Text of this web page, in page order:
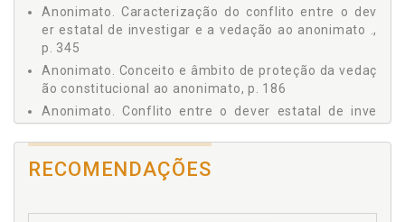
3.4 Fundamentos Constitucionais da Investigação Crimina
l no Sistema Jurídico Brasileiro, p. 146
3.4.1 Fundamento substancial ou finalístico, p. 146
3.4.2 Fundamento formal ou instrumental, p. 156
4 A VEDAÇÃO CONSTITUCIONAL AO ANONIMATO E A
COMUNICAÇÃO DE ILÍCITOS PENAIS A AUTORIDADES
INVESTIGANTES, p. 163
4.1 A Liberdade de Manifestação do Pensamento como
Dire ito Fundamental, p. 163
4.1.1 Evolução histórica da liberdade de manifestação
4.1.2 Conceito e âmbito de proteção da liberdade de
Anonimato. Caracterização do conflito entre o dev
er estatal de investigar e a vedação ao anonimato .,
p. 345
Anonimato. Conceito e âmbito de proteção da vedaç
ão constitucional ao anonimato, p. 186
Anonimato. Conflito entre o dever estatal de inve
brasileiro, p. 293
Anonimato. Evolução histórica da vedação constitu
Anonimato. Investigação criminal e a vedação ao a
RECOMENDAÇÕES